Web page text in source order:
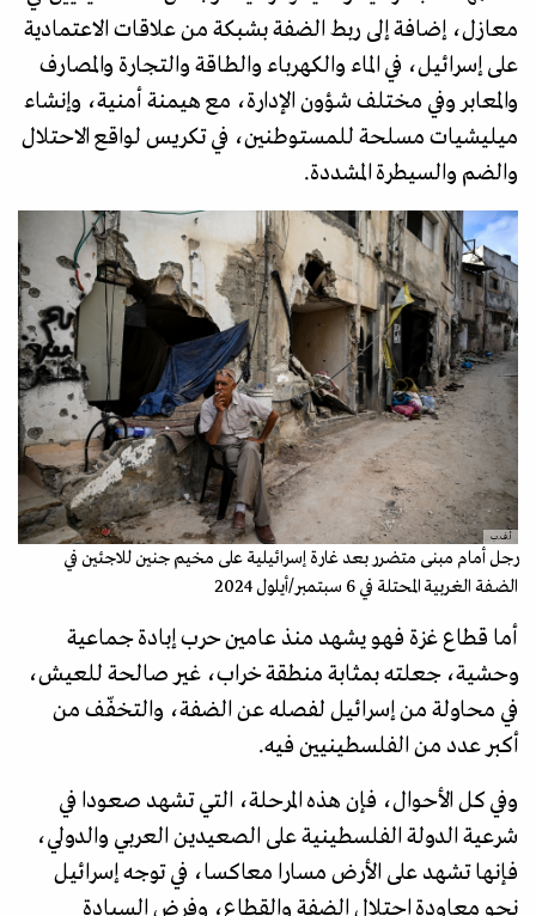
معازل، إضافة إلى ربط الضفة بشبكة من علاقات الاعتمادية
على إسرائيل، في الماء والكهرباء والطاقة والتجارة والمصارف
والمعابر وفي مختلف شؤون الإدارة، مع هيمنة أمنية، وإنشاء
ميليشيات مسلحة للمستوطنين، في تكريس لواقع الاحتلال
والضم والسيطرة المشددة.
أ.ف.ب
رجل أمام مبنى متضرر بعد غارة إسرائيلية على مخيم جنين للاجئين في
الضفة الغربية المحتلة في 6 سبتمبر/أيلول 2024
أما قطاع غزة فهو يشهد منذ عامين حرب إبادة جماعية
وحشية، جعلته بمثابة منطقة خراب، غير صالحة للعيش،
في محاولة من إسرائيل لفصله عن الضفة، والتخفّف من
أكبر عدد من الفلسطينيين فيه.
وفي كل الأحوال، فإن هذه المرحلة، التي تشهد صعودا في
شرعية الدولة الفلسطينية على الصعيدين العربي والدولي،
فإنها تشهد على الأرض مسارا معاكسا، في توجه إسرائيل
نحو معاودة احتلال الضفة والقطاع، وفرض السيادة